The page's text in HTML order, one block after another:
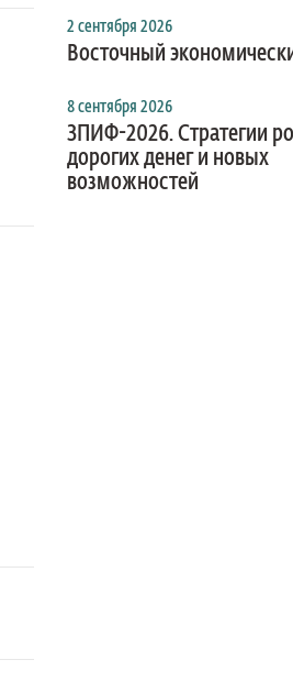
2 сентября 2026
Восточный
8 сентября 2026
ЗПИФ-2026. Стратегии
дорогих денег и новых
возможностей